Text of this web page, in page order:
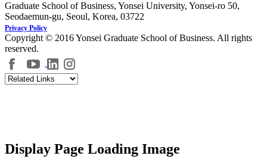
Graduate School of Business, Yonsei University, Yonsei-ro 50,
Seodaemun-gu, Seoul, Korea, 03722
Privacy Policy
Copyright © 2016 Yonsei Graduate School of Business. All rights
reserved.
Display Page Loading Image